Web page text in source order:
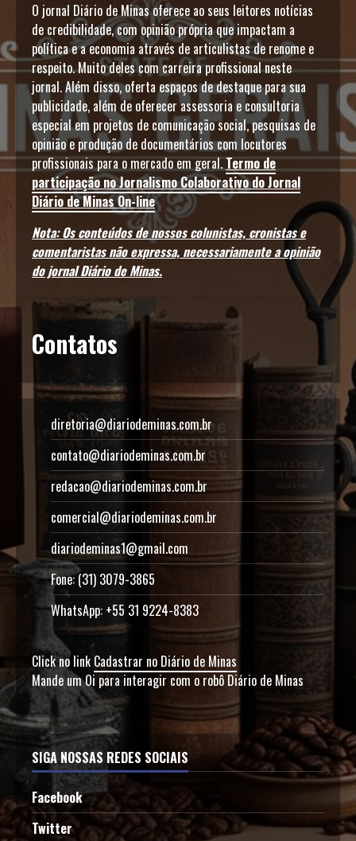
O jornal Diário de Minas oferece ao seus leitores notícias
de credibilidade, com opinião própria que impactam a
política e a economia através de articulistas de renome e
respeito. Muito deles com carreira profissional neste
jornal. Além disso, oferta espaços de destaque para sua
publicidade, além de oferecer assessoria e consultoria
especial em projetos de comunicação social, pesquisas de
opinião e produção de documentários com locutores
profissionais para o mercado em geral.Termo de
participação no Jornalismo Colaborativo do Jornal
Diário de Minas On-line
Nota: Os conteúdos de nossos colunistas, cronistas e
comentaristas não expressa, necessariamente a opinião
do jornal Diário de Minas.
Contatos
diretoria@diariodeminas.com.br
contato@diariodeminas.com.br
redacao@diariodeminas.com.br
comercial@diariodeminas.com.br
diariodeminas1@gmail.com
Fone: (31) 3079-3865
WhatsApp: +55 31 9224-8383
Click no link Cadastrar no Diário de Minas
Mande um Oi para interagir com o robô Diário de Minas
SIGA NOSSAS REDES SOCIAIS
Facebook
Twitter